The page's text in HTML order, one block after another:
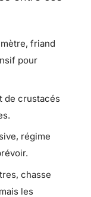
friand
pour
de crustacés
régime
chasse
les